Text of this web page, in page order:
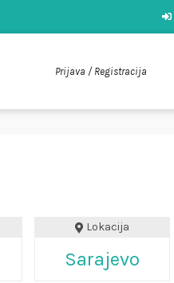
Prijava / Registracija
Lokacija
Sarajevo